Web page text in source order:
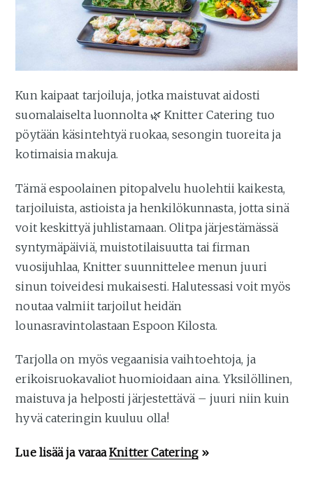
Kun kaipaat tarjoiluja, jotka maistuvat aidosti
suomalaiselta luonnolta 🌿 Knitter Catering tuo
pöytään käsintehtyä ruokaa, sesongin tuoreita ja
kotimaisia makuja.
Tämä espoolainen pitopalvelu huolehtii kaikesta,
tarjoiluista, astioista ja henkilökunnasta, jotta sinä
voit keskittyä juhlistamaan. Olitpa järjestämässä
syntymäpäiviä, muistotilaisuutta tai firman
vuosijuhlaa, Knitter suunnittelee menun juuri
sinun toiveidesi mukaisesti. Halutessasi voit myös
noutaa valmiit tarjoilut heidän
lounasravintolastaan Espoon Kilosta.
Tarjolla on myös vegaanisia vaihtoehtoja, ja
erikoisruokavaliot huomioidaan aina. Yksilöllinen,
maistuva ja helposti järjestettävä – juuri niin kuin
hyvä cateringin kuuluu olla!
Lue lisää ja varaaKnitter Catering»